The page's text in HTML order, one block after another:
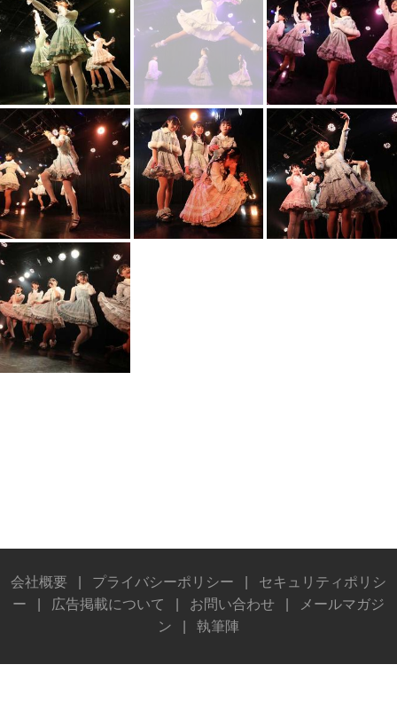
会社概要 プライバシーポリシー
セキュリティポリシ
ー
広告掲載について お問い合わせ
メールマガジ
ン
執筆陣